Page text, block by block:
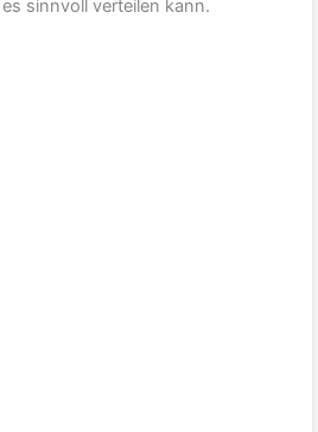
sinnvoll verteilen kann.